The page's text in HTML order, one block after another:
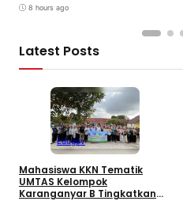
8 hours ago
Latest Posts
Edugov
Mahasiswa KKN Tematik
UMTAS Kelompok
Karanganyar B Tingkatkan